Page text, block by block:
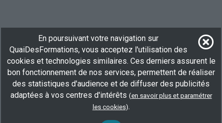
Ou consultez toutes lesformations en design industriel.
Ces recherches vous intéresseront aussi :
formation chef de produits design à strasbourg
En poursuivant votre navigation sur
QuaiDesFormations, vous acceptez l'utilisation des
cookies et technologies similaires. Ces derniers assurent le
bon fonctionnement de nos services, permettent de réaliser
des statistiques d'audience et de diffuser des publicités
adaptées à vos centres d'intérêts (en savoir plus et paramétrer
les cookies).